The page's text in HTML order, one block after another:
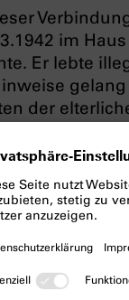
im
Er lebte
gelang
der
dass er mit
er
wo er in
er angehörte,